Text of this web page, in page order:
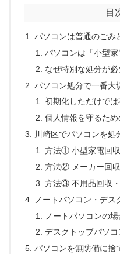
目
パソコンは普通のごみ
パソコンは「小型
なぜ特別な処分が
パソコン処分で一番大
初期化しただけで
個人情報を守るた
川崎区でパソコンを処
方法① 小型家電回
方法② メーカー回
方法③ 不用品回収
ノートパソコン・デス
ノートパソコンの場
デスクトップパソコ
パソコンを無防備に捨